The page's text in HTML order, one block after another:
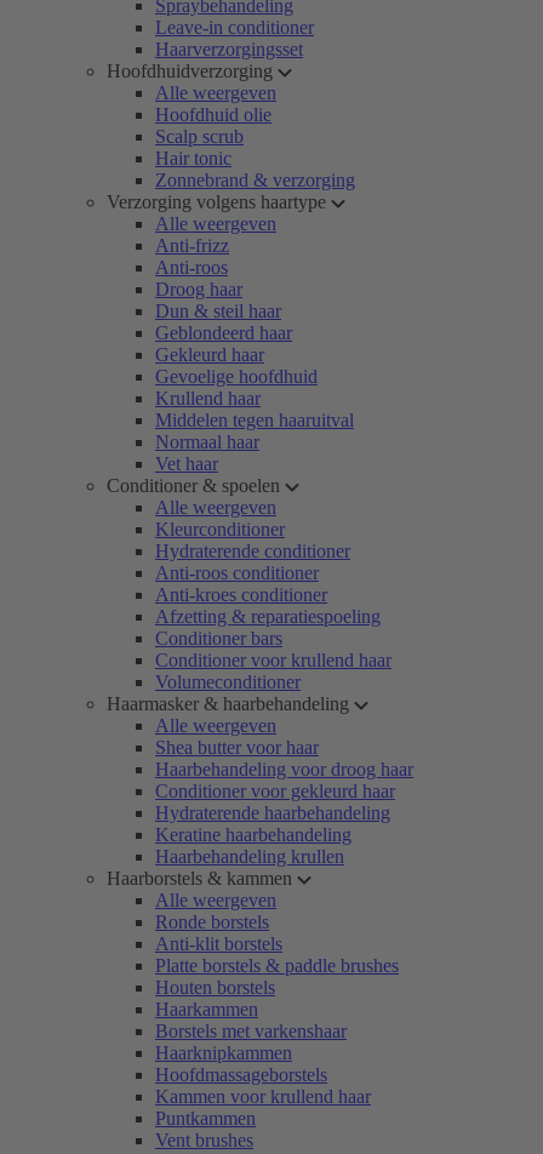
Spraybehandeling
Leave-in conditioner
Haarverzorgingsset
Hoofdhuidverzorging
Alle weergeven
Hoofdhuid olie
Scalp scrub
Hair tonic
Zonnebrand & verzorging
Verzorging volgens haartype
Alle weergeven
Anti-frizz
Anti-roos
Droog haar
Dun & steil haar
Geblondeerd haar
Gekleurd haar
Gevoelige hoofdhuid
Krullend haar
Middelen tegen haaruitval
Normaal haar
Vet haar
Conditioner & spoelen
Alle weergeven
Kleurconditioner
Hydraterende conditioner
Anti-roos conditioner
Anti-kroes conditioner
Afzetting & reparatiespoeling
Conditioner bars
Conditioner voor krullend haar
Volumeconditioner
Haarmasker & haarbehandeling
Alle weergeven
Shea butter voor haar
Haarbehandeling voor droog haar
Conditioner voor gekleurd haar
Hydraterende haarbehandeling
Keratine haarbehandeling
Haarbehandeling krullen
Haarborstels & kammen
Alle weergeven
Ronde borstels
Anti-klit borstels
Platte borstels & paddle brushes
Houten borstels
Haarkammen
Borstels met varkenshaar
Haarknipkammen
Hoofdmassageborstels
Kammen voor krullend haar
Puntkammen
Vent brushes